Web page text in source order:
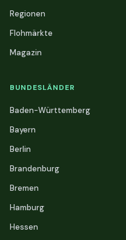
Regionen
Flohmärkte
Magazin
BUNDESLÄNDER
Baden-Württemberg
Bayern
Berlin
Brandenburg
Bremen
Hamburg
Hessen